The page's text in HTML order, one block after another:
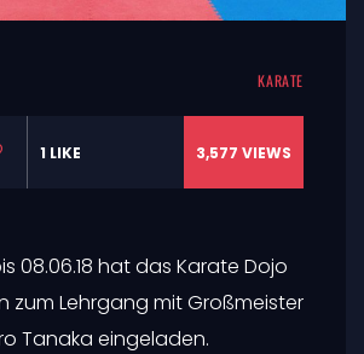
KARATE
1 LIKE 3,577 VIEWS
08.06.18 hat das Karate Dojo
zum Lehrgang mit Großmeister
Tanaka eingeladen.